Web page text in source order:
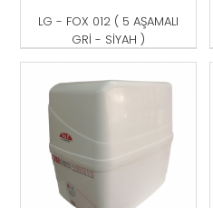
LG - FOX 012 ( 5 AŞAMALI
GRİ - SİYAH )